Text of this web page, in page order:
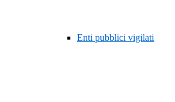
Enti pubblici vigilati